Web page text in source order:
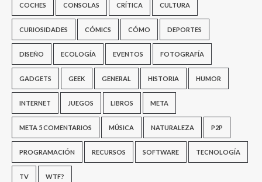
COCHES CONSOLAS CRÍTICA CULTURA
CURIOSIDADES CÓMICS CÓMO DEPORTES
DISEÑO ECOLOGÍA EVENTOS FOTOGRAFÍA
GADGETS GEEK GENERAL HISTORIA HUMOR
INTERNET JUEGOS LIBROS META
META 5 COMENTARIOS MÚSICA NATURALEZA P2P
PROGRAMACIÓN RECURSOS SOFTWARE TECNOLOGÍA
TV WTF?